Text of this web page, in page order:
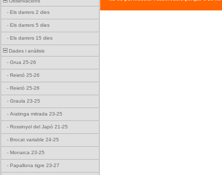
- Els darrers 2 dies
- Els darrers 5 dies
- Els darrers 15 dies
Dades i anàlisis
- Grua 25-26
- Reietó 25-26
- Reietó 25-26
- Graula 23-25
- Aratinga mitrada 23-25
- Rossinyol del Japó 21-25
- Brocat variable 24-25
- Monarca 23-25
- Papallona tigre 23-27